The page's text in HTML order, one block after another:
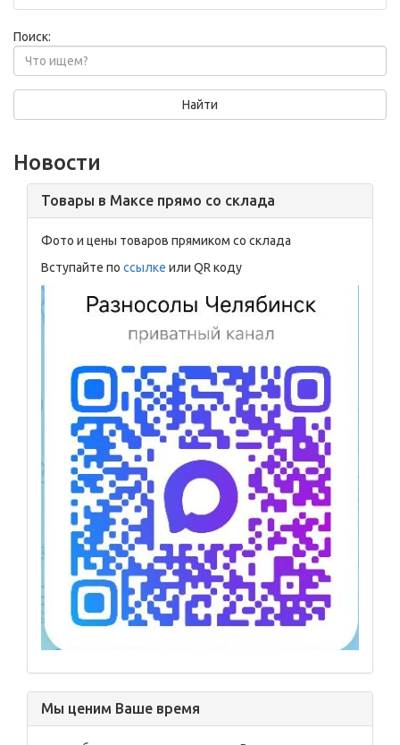
Поиск:
Найти
Новости
Товары в Максе прямо со склада
Фото и цены товаров прямиком со склада
Вступайте по ссылке или QR коду
Мы ценим Ваше время